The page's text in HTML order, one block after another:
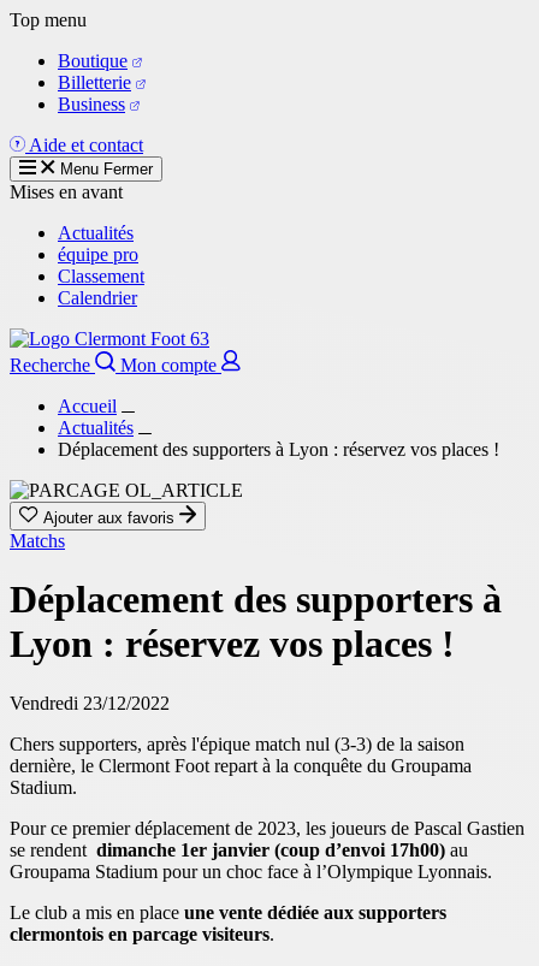
Aller
contenu
principal
Top menu
Boutique
Billetterie
Business
Aide et contact
Menu Fermer
Mises en avant
Actualités
équipe pro
Classement
Calendrier
Recherche
Mon compte
Accueil
Actualités
Déplacement des supporters à Lyon : réservez vos places !
Ajouter aux favoris
Matchs
Déplacement des supporters à
Lyon : réservez vos places !
Vendredi 23/12/2022
Chers supporters, après l'épique match nul (3-3) de la saison
dernière, le Clermont Foot repart à la conquête du Groupama
Stadium.
Pour ce premier déplacement de 2023, les joueurs de Pascal Gastien
se rendent dimanche 1er janvier (coup d’envoi 17h00) au
Groupama Stadium pour un choc face à l’Olympique Lyonnais.
Le club a mis en place une vente dédiée aux supporters
clermontois en parcage visiteurs.